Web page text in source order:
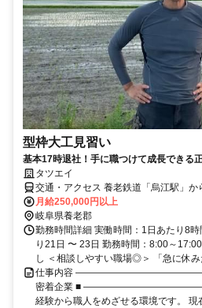
型枠大工見習い
基本17時退社！手に職つけて成長できる
タツエイ
交通・アクセス 養老鉄道「烏江駅」
OK
月給250,000円以上
岐阜県養老郡
勤務時間詳細 実働時間：1日あたり8
り21日 〜 23日 勤務時間：8:00～
し ＜相談しやすい職場◎＞ 「急に休
仕事内容 ――――――――――――――――
密着企業 ■
経験から職人をめざせる環境です。 現